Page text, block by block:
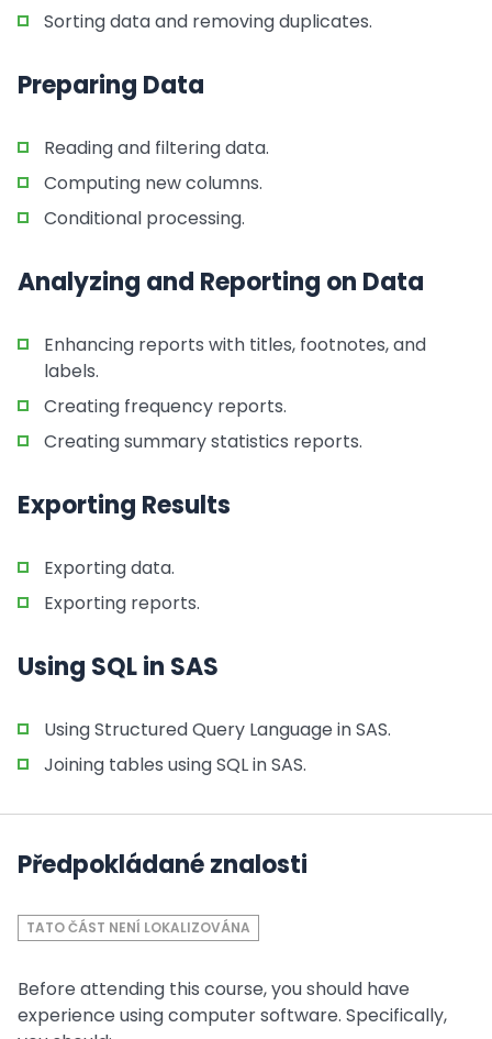
Sorting data and removing duplicates.
Preparing Data
Reading and filtering data.
Computing new columns.
Conditional processing.
Analyzing and Reporting on Data
Enhancing reports with titles, footnotes, and
labels.
Creating frequency reports.
Creating summary statistics reports.
Exporting Results
Exporting data.
Exporting reports.
Using SQL in SAS
Using Structured Query Language in SAS.
Joining tables using SQL in SAS.
Předpokládané znalosti
TATO ČÁST NENÍ LOKALIZOVÁNA
Before attending this course, you should have
experience using computer software. Specifically,